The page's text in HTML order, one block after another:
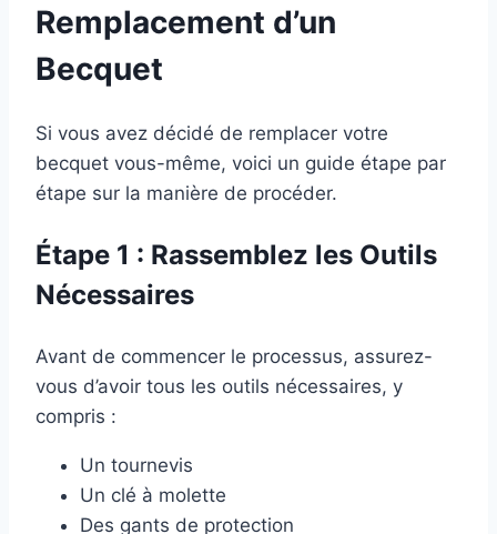
Remplacement d’un
Becquet
Si vous avez décidé de remplacer votre
becquet vous-même, voici un guide étape par
étape sur la manière de procéder.
Étape 1 : Rassemblez les Outils
Nécessaires
Avant de commencer le processus, assurez-
vous d’avoir tous les outils nécessaires, y
compris :
Un tournevis
Un clé à molette
Des gants de protection